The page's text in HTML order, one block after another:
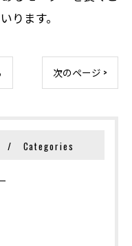
ります。
次のページ >
Categories